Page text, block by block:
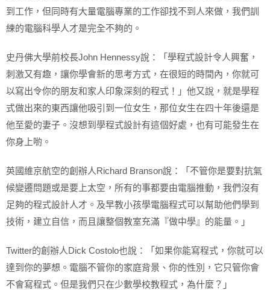
到工作，但同時有大量電腦專業的工作卻找不到人來做，我們訓
練的電腦科學人才是完全不夠的。
史丹佛大學前校長John Hennessy說：「學程式設計令人興奮，
刺激又有趣，讓你學會新的思考方式，在很短的時間內，你就可
以寫出令你的朋友和家人印象深刻的程式！」他又說，就是學程
式做出來的東西讓他吸引到一位女生，那位女生在四十年後還是
他至愛的妻子。沒想到學程式設計有這個好處，也有可能發生在
你身上喲。
英國維京航空的創辦人Richard Branson說：「不管你是要對抗氣
候變遷問題或是要上太空，所有的事都要由電腦推動，我們沒有
足夠的程式設計人才。及早教小孩學電腦程式可以幫助他們學到
技術，建立自信，而且讓整個教室充滿『做中學』的能量。」
Twitter的創辦人Dick Costolo也說：「如果你能寫程式，你就可以
達到你的夢想。電腦不管你的家庭背景、你的性別，它只管你會
不會寫程式。但是我們只在少數學校教程式，為什麼？」